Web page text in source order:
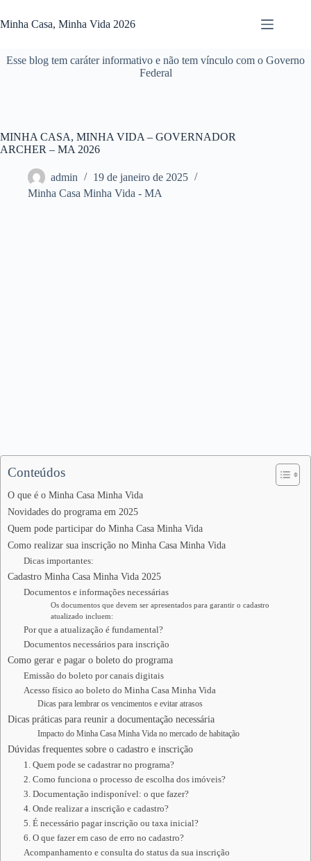
para
o
Minha Casa, Minha Vida 2026
Esse blog tem caráter informativo e não tem vínculo com o Governo
Federal
MINHA CASA, MINHA VIDA – GOVERNADOR
ARCHER – MA 2026
admin
19 de janeiro de 2025
Minha Casa Minha Vida - MA
Conteúdos
O que é o Minha Casa Minha Vida
Novidades do programa em 2025
Quem pode participar do Minha Casa Minha Vida
Como realizar sua inscrição no Minha Casa Minha Vida
Dicas importantes:
Cadastro Minha Casa Minha Vida 2025
Documentos e informações necessárias
Os documentos que devem ser apresentados para garantir o cadastro
atualizado incluem:
Por que a atualização é fundamental?
Documentos necessários para inscrição
Como gerar e pagar o boleto do programa
Emissão do boleto por canais digitais
Acesso físico ao boleto do Minha Casa Minha Vida
Dicas para lembrar os vencimentos e evitar atrasos
Dicas práticas para reunir a documentação necessária
Impacto do Minha Casa Minha Vida no mercado de habitação
Dúvidas frequentes sobre o cadastro e inscrição
1. Quem pode se cadastrar no programa?
2. Como funciona o processo de escolha dos imóveis?
3. Documentação indisponível: o que fazer?
4. Onde realizar a inscrição e cadastro?
5. É necessário pagar inscrição ou taxa inicial?
6. O que fazer em caso de erro no cadastro?
Acompanhamento e consulta do status da sua inscrição